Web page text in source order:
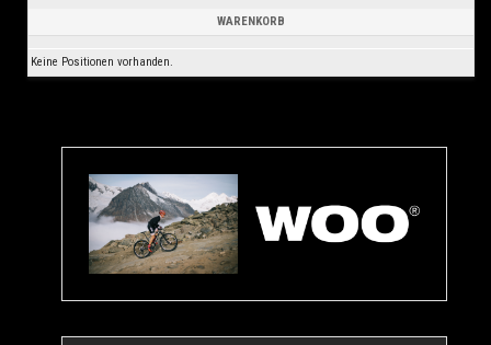
WARENKORB
Keine Positionen vorhanden.